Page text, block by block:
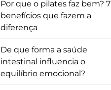
Por que o pilates faz bem? 7
benefícios que fazem a
diferença
De que forma a saúde
intestinal influencia o
equilíbrio emocional?